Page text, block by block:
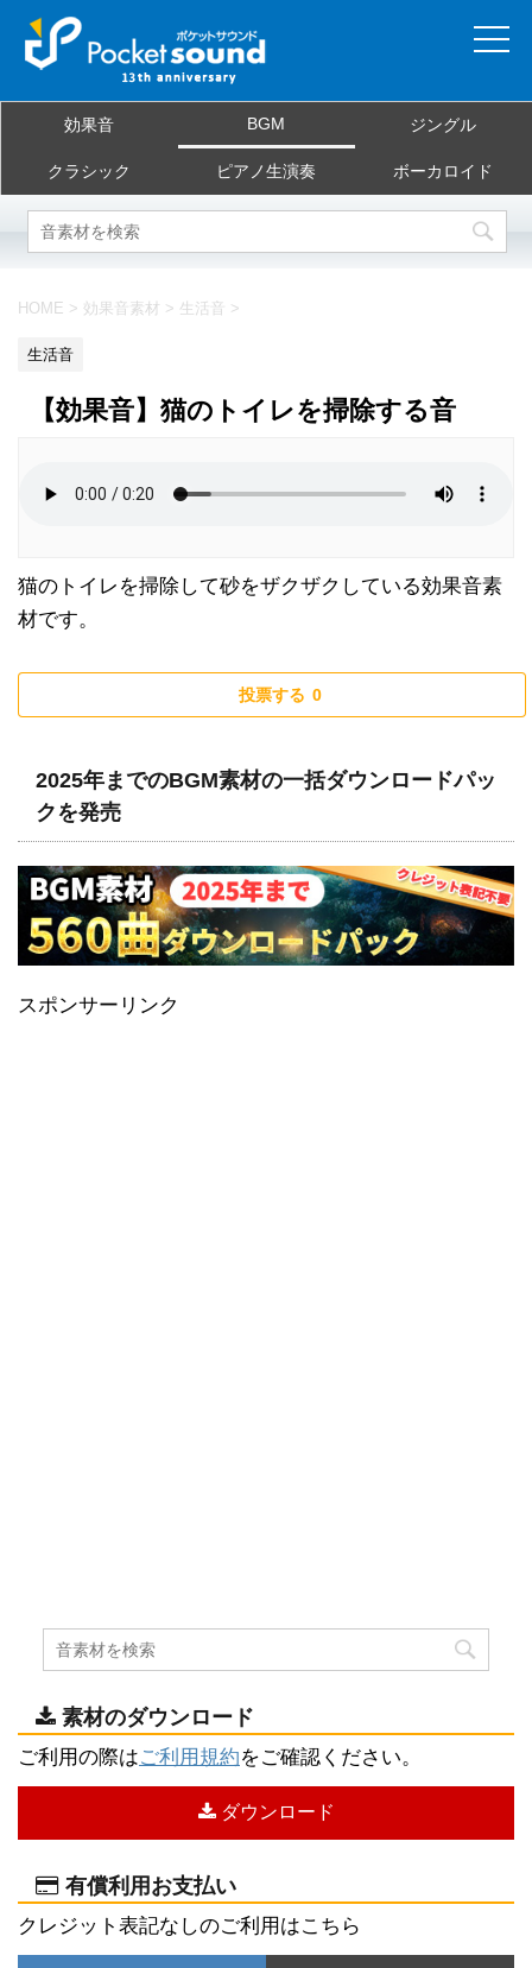
当サイトについて
ご利用規約
お問合せ
効果音 BGM ジングル
クラシック ピアノ生演奏 ボーカロイド
HOME > 効果音素材 > 生活音 >
生活音
【効果音】猫のトイレを掃除する音
猫のトイレを掃除して砂をザクザクしている効果音素
材です。
投票する 0
2025年までのBGM素材の一括ダウンロードパッ
クを発売
スポンサーリンク
素材のダウンロード
ご利用の際はご利用規約をご確認ください。
ダウンロード
有償利用お支払い
クレジット表記なしのご利用はこちら